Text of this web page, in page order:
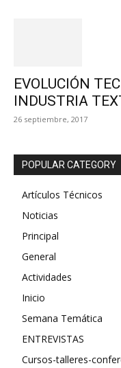
EVOLUCIÓN
INDUSTRIA
26 septiembre, 2017
POPULAR CATEGORY
Artículos Técnicos
Noticias
Principal
General
Actividades
Inicio
Semana Temática
ENTREVISTAS
Cursos-talleres-